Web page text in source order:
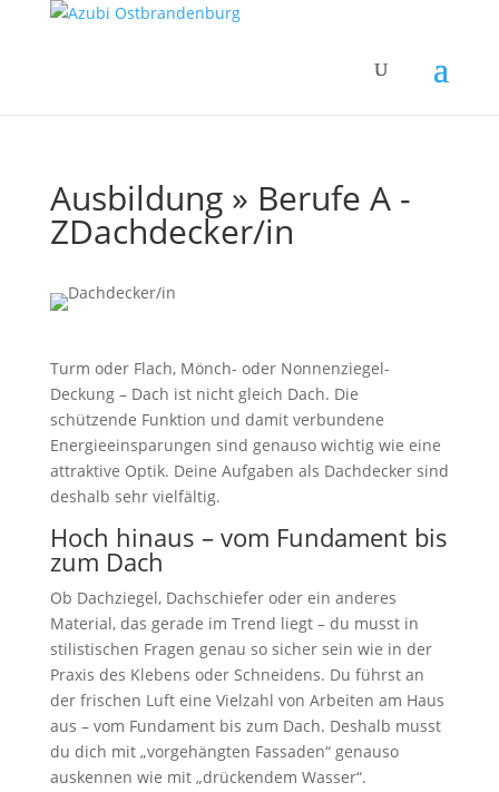
Ausbildung » Berufe A -
ZDachdecker/in
Turm oder Flach, Mönch- oder Nonnenziegel-
Deckung – Dach ist nicht gleich Dach. Die
schützende Funktion und damit verbundene
Energieeinsparungen sind genauso wichtig wie eine
attraktive Optik. Deine Aufgaben als Dachdecker sind
deshalb sehr vielfältig.
Hoch hinaus – vom Fundament bis
zum Dach
Ob Dachziegel, Dachschiefer oder ein anderes
Material, das gerade im Trend liegt – du musst in
stilistischen Fragen genau so sicher sein wie in der
Praxis des Klebens oder Schneidens. Du führst an
der frischen Luft eine Vielzahl von Arbeiten am Haus
aus – vom Fundament bis zum Dach. Deshalb musst
du dich mit „vorgehängten Fassaden“ genauso
auskennen wie mit „drückendem Wasser“.